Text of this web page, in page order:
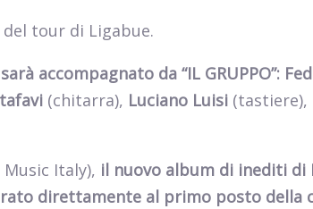
tour di Ligabue.
accompagnato da “IL GRUPPO”:
(chitarra), Luciano Luisi (tastiere),
Italy), il nuovo album di inediti di
direttamente al primo posto della